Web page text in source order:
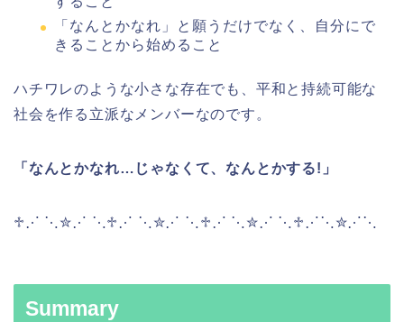
「なんとかなれ」と願うだけでなく、自分にで
きることから始めること
ハチワレのような小さな存在でも、平和と持続可能な
社会を作る立派なメンバーなのです。
「なんとかなれ…じゃなくて、なんとかする!」
♱⋰ ⋱✮⋰ ⋱♱⋰ ⋱✮⋰ ⋱♱⋰ ⋱✮⋰ ⋱♱⋰⋱✮⋰⋱
Summary